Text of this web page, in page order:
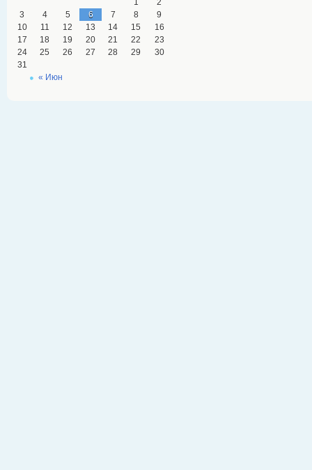
« Июн
1
2
3
4 5 6 7 8
9
10
11 12 13 14 15
16
17
18 19 20 21 22
23
24
25 26 27 28 29
30
31